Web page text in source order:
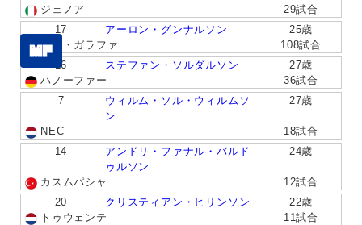
ジェノア
29試合
MF
17 アーロン・グンナルソン
25歳
アル・ガラファ
108試合
16
ステファン・ソルダルソン
27歳
ハノーファー
36試合
7
ウィルム・ソル・ウィルムソ
ン
27歳
NEC
18試合
14
アンドリ・ファナル・バルド
ゥルソン
24歳
カスムパシャ
12試合
20
クリスティアン・ヒリンソン
22歳
トゥウェンテ
11試合